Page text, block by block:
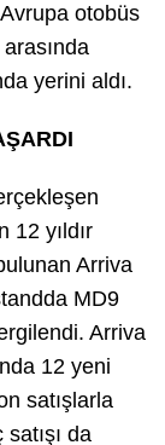
otobüs
yerini aldı.
12 yıldır
Arriva
MD9
Arriva
12 yeni
satışlarla
da